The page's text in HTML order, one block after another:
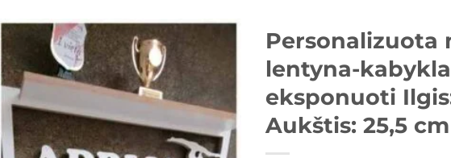
Mėgstamiausias
Personalizuota
lentyna-
eksponuoti
Aukštis: 25,5 cm